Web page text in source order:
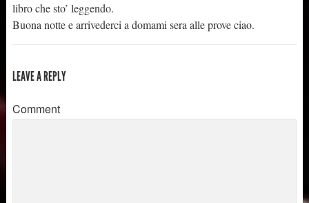
libro che sto’ leggendo.
Buona notte e arrivederci a domami sera alle prove ciao.
LEAVE A REPLY
Comment